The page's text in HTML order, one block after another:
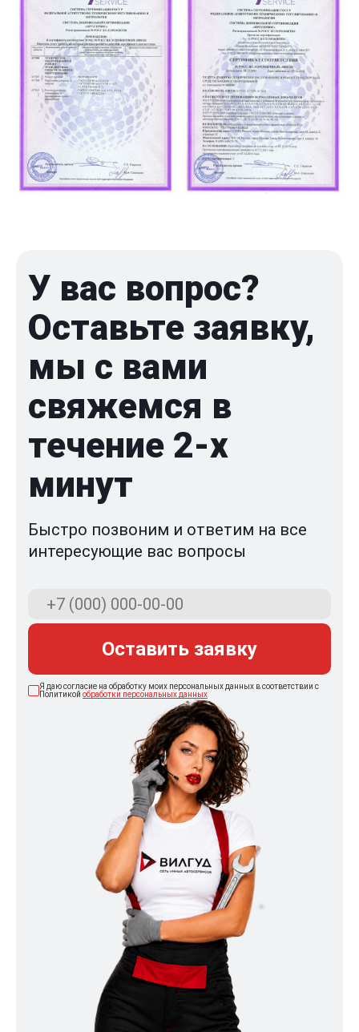
У вас вопрос?
Оставьте заявку,
мы с вами
свяжемся в
течение 2-x
минут
Быстро позвоним и ответим на все
интересующие вас вопросы
Оставить заявку
Я даю согласие на обработку моих персональных данных в соответствии с
Политикой обработки персональных данных